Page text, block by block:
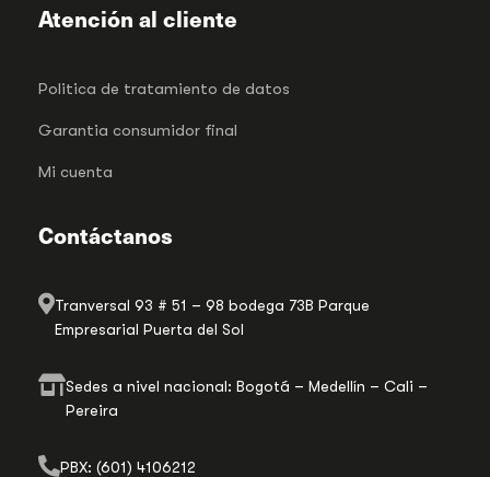
Atención al cliente
Politica de tratamiento de datos
Garantia consumidor final
Mi cuenta
Contáctanos
Tranversal 93 # 51 – 98 bodega 73B Parque
Empresarial Puerta del Sol
Sedes a nivel nacional: Bogotá – Medellín – Cali –
Pereira
PBX: (601) 4106212